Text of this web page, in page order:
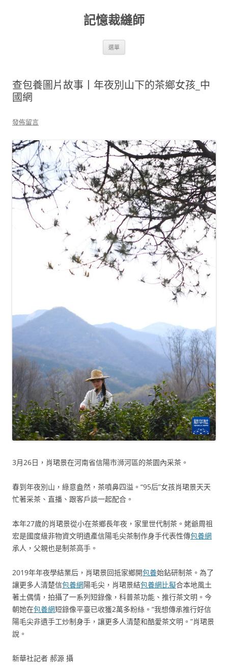
記憶裁縫師
選單
查包養圖片故事丨年夜別山下的茶鄉女孩_中
國網
發佈留言
3月26日，肖珺景在河南省信陽市浉河區的茶園內采茶。
春到年夜別山，綠意盎然，茶噴鼻四溢。“95后”女孩肖珺景天天
忙著采茶、直播、跟客戶談一起配合。
本年27歲的肖珺景從小在茶鄉長年夜，家里世代制茶。姥爺周祖
宏是國度級非物資文明遺產信陽毛尖茶制作身手代表性傳包養網
承人，父親也是制茶高手。
2019年年夜學結業后，肖珺景回抵家鄉開包養始鉆研制茶。為了
讓更多人清楚信包養網陽毛尖，肖珺景結包養網比擬合本地風土
著土偶情，拍攝了一系列短錄像，科普茶功能、推行茶文明。今
朝她在包養網短錄像平臺已收獲2萬多粉絲。“我想傳承推行好信
陽毛尖非遺手工炒制身手，讓更多人清楚和酷愛茶文明。”肖珺景
說。
新華社記者 郝源 攝